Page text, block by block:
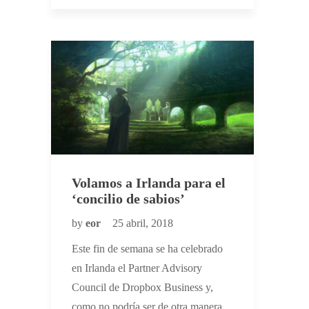
Volamos a Irlanda para el
‘concilio de sabios’
by eor 25 abril, 2018
Este fin de semana se ha celebrado
en Irlanda el Partner Advisory
Council de Dropbox Business y,